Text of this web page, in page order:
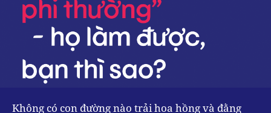
Không có con đường nào trải hoa hồng và đằng